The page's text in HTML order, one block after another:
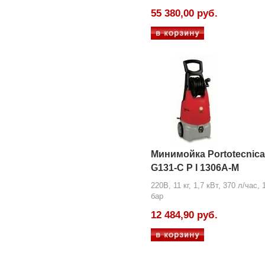
55 380,00 руб.
Минимойка Portotecnica
G131-C P I 1306A-M
220В, 11 кг, 1,7 кВт, 370 л/час,
бар
12 484,90 руб.